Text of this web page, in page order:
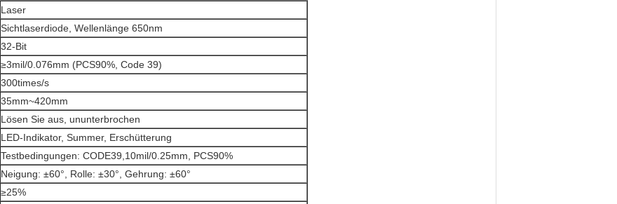
Laser
Sichtlaserdiode, Wellenlänge 650nm
32-Bit
≥3mil/0.076mm (PCS90%, Code 39)
300times/s
35mm~420mm
Lösen Sie aus, ununterbrochen
LED-Indikator, Summer, Erschütterung
Testbedingungen: CODE39,10mil/0.25mm, PCS90%
Neigung: ±60°, Rolle: ±30°, Gehrung: ±60°
≥25%